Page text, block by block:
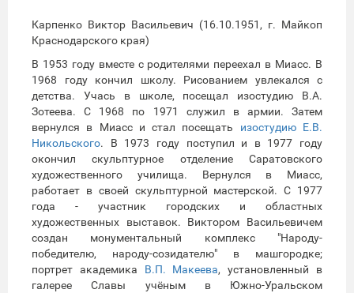
Карпенко Виктор Васильевич (16.10.1951, г. Майкоп
Краснодарского края)
В 1953 году вместе с родителями переехал в Миасс. В
1968 году кончил школу. Рисованием увлекался с
детства. Учась в школе, посещал изостудию В.А.
Зотеева. С 1968 по 1971 служил в армии. Затем
вернулся в Миасс и стал посещать изостудию Е.В.
Никольского. В 1973 году поступил и в 1977 году
окончил скульптурное отделение Саратовского
художественного училища. Вернулся в Миасс,
работает в своей скульптурной мастерской. С 1977
года - участник городских и областных
художественных выставок. Виктором Васильевичем
создан монументальный комплекс "Народу-
победителю, народу-созидателю" в машгородке;
портрет академика В.П. Макеева, установленный в
галерее Славы учёным в Южно-Уральском